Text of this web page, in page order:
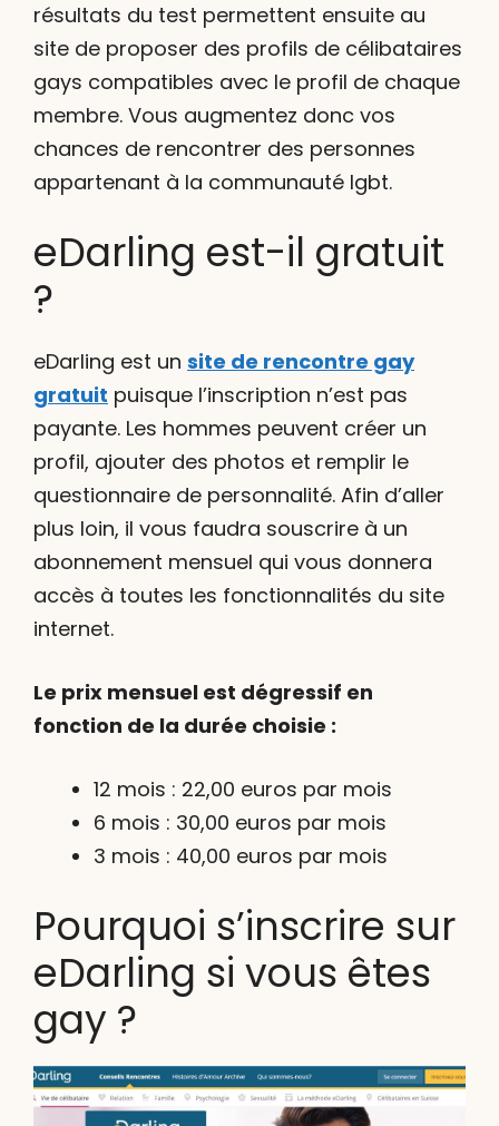
résultats du test permettent ensuite au
site de proposer des profils de célibataires
gays compatibles avec le profil de chaque
membre. Vous augmentez donc vos
chances de rencontrer des personnes
appartenant à la communauté lgbt.
eDarling est-il gratuit
?
eDarling est un site de rencontre gay
gratuit puisque l’inscription n’est pas
payante. Les hommes peuvent créer un
profil, ajouter des photos et remplir le
questionnaire de personnalité. Afin d’aller
plus loin, il vous faudra souscrire à un
abonnement mensuel qui vous donnera
accès à toutes les fonctionnalités du site
internet.
Le prix mensuel est dégressif en
fonction de la durée choisie :
12 mois : 22,00 euros par mois
6 mois : 30,00 euros par mois
3 mois : 40,00 euros par mois
Pourquoi s’inscrire sur
eDarling si vous êtes
gay ?